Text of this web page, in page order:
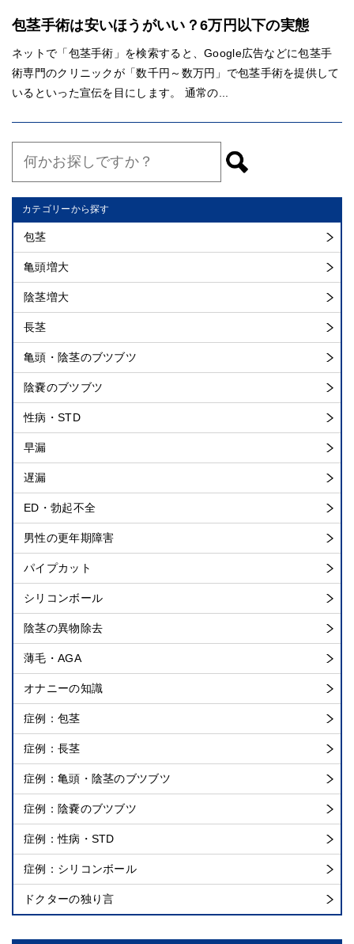
包茎手術は安いほうがいい？6万円以下の実態
ネットで「包茎手術」を検索すると、Google広告などに包茎手
術専門のクリニックが「数千円～数万円」で包茎手術を提供して
いるといった宣伝を目にします。 通常の...
カテゴリーから探す
包茎
亀頭増大
陰茎増大
長茎
亀頭・陰茎のブツブツ
陰嚢のブツブツ
性病・STD
早漏
遅漏
ED・勃起不全
男性の更年期障害
パイプカット
シリコンボール
陰茎の異物除去
薄毛・AGA
オナニーの知識
症例：包茎
症例：長茎
症例：亀頭・陰茎のブツブツ
症例：陰嚢のブツブツ
症例：性病・STD
症例：シリコンボール
ドクターの独り言